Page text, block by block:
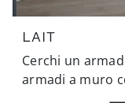
LAIT
Cerchi un
armadi a muro